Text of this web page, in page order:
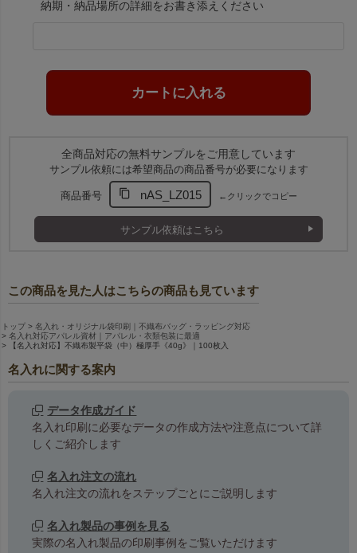
納期・納品場所の詳細をお書き添えください
全商品対応の無料サンプルをご用意しています
サンプル依頼には希望商品の商品番号が必要になります
商品番号 nAS_LZ015 ←クリックでコピー
サンプル依頼はこちら
この商品を見た人はこちらの商品も見ています
トップ
名入れ・オリジナル袋印刷｜不織布バッグ・ラッピング対応
名入れ対応アパレル資材｜アパレル・衣類包装に最適
【名入れ対応】不織布製平袋（中）極厚手《40g》｜100枚入
名入れに関する案内
データ作成ガイド
名入れ印刷に必要なデータの作成方法や注意点について詳
しくご紹介します
名入れ注文の流れ
名入れ注文の流れをステップごとにご説明します
名入れ製品の事例を見る
実際の名入れ製品の印刷事例をご覧いただけます